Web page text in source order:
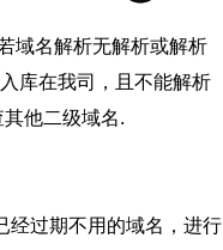
域名解析无解析或解析
库在我司，且不能解析
他二级域名.
经过期不用的域名，进行